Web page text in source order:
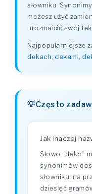
słowniku.
możesz użyć
urozmaicić swój
Najpopularniejsze
dekach, dekami,
Często
Jak inaczej
Słowo „deko"
synonimów
słowniku, na
dziesięć